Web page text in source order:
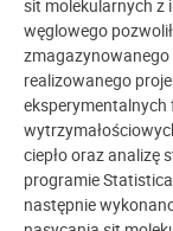
sit molekularnych z
węglowego
zmagazynowanego
realizowanego
ciepło oraz analizę
programie
następnie